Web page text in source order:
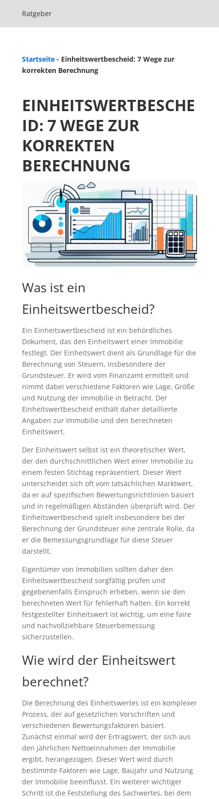
Ratgeber
Startseite- Einheitswertbescheid: 7 Wege zur
korrekten Berechnung
EINHEITSWERTBESCHE
ID: 7 WEGE ZUR
KORREKTEN
BERECHNUNG
Was ist ein
Einheitswertbescheid?
Ein Einheitswertbescheid ist ein behördliches
Dokument, das den Einheitswert einer Immobilie
festlegt. Der Einheitswert dient als Grundlage für die
Berechnung von Steuern, insbesondere der
Grundsteuer. Er wird vom Finanzamt ermittelt und
nimmt dabei verschiedene Faktoren wie Lage, Größe
und Nutzung der Immobilie in Betracht. Der
Einheitswertbescheid enthält daher detaillierte
Angaben zur Immobilie und den berechneten
Einheitswert.
Der Einheitswert selbst ist ein theoretischer Wert,
der den durchschnittlichen Wert einer Immobilie zu
einem festen Stichtag repräsentiert. Dieser Wert
unterscheidet sich oft vom tatsächlichen Marktwert,
da er auf spezifischen Bewertungsrichtlinien basiert
und in regelmäßigen Abständen überprüft wird. Der
Einheitswertbescheid spielt insbesondere bei der
Berechnung der Grundsteuer eine zentrale Rolle, da
er die Bemessungsgrundlage für diese Steuer
darstellt.
Eigentümer von Immobilien sollten daher den
Einheitswertbescheid sorgfältig prüfen und
gegebenenfalls Einspruch erheben, wenn sie den
berechneten Wert für fehlerhaft halten. Ein korrekt
festgestellter Einheitswert ist wichtig, um eine faire
und nachvollziehbare Steuerbemessung
sicherzustellen.
Wie wird der Einheitswert
berechnet?
Die Berechnung des Einheitswertes ist ein komplexer
Prozess, der auf gesetzlichen Vorschriften und
verschiedenen Bewertungsfaktoren basiert.
Zunächst einmal wird der Ertragswert, der sich aus
den jährlichen Nettoeinnahmen der Immobilie
ergibt, herangezogen. Dieser Wert wird durch
bestimmte Faktoren wie Lage, Baujahr und Nutzung
der Immobilie beeinflusst. Ein weiterer wichtiger
Schritt ist die Feststellung des Sachwertes, bei dem